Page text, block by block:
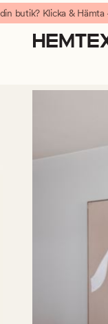
butik? Klicka &